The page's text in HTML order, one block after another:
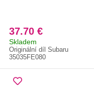
37.70 €
Skladem
Originální díl Subaru
35035FE080